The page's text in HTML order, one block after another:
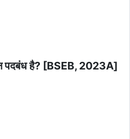
पदबंध है? [BSEB, 2023A]